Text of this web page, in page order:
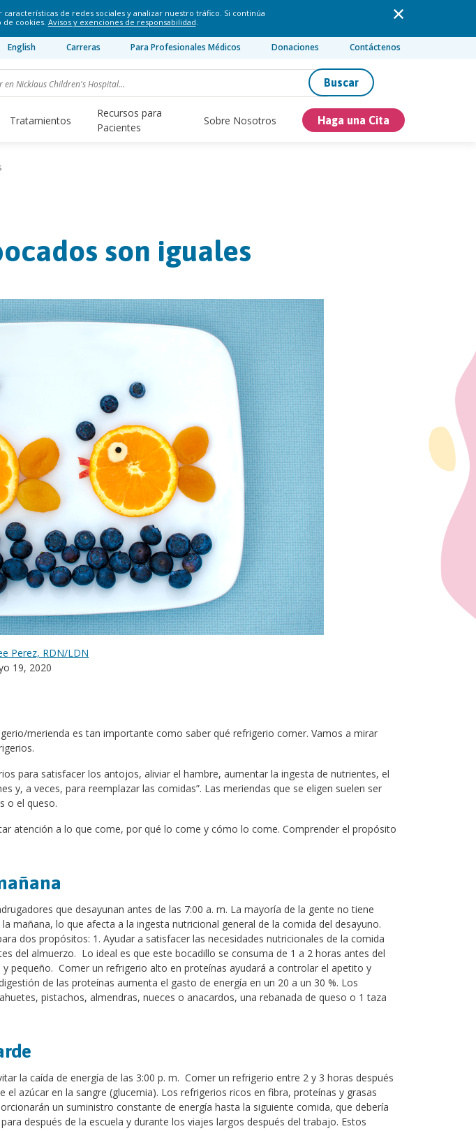
de redes sociales y analizar nuestro tráfico. Si continúa
de cookies. Avisos y exenciones de responsabilidad.
English Carreras Para Profesionales Médicos Donaciones Contáctenos
Buscar
Tratamientos
Recursos para
Pacientes
Sobre Nosotros Haga una Cita
son iguales
Perez, RDN/LDN
19, 2020
merienda es tan importante como saber qué refrigerio comer. Vamos a mirar
para satisfacer los antojos, aliviar el hambre, aumentar la ingesta de nutrientes, el
y, a veces, para reemplazar las comidas”. Las meriendas que se eligen suelen ser
o el queso.
atención a lo que come, por qué lo come y cómo lo come. Comprender el propósito
que desayunan antes de las 7:00 a. m. La mayoría de la gente no tiene
mañana, lo que afecta a la ingesta nutricional general de la comida del desayuno.
dos propósitos: 1. Ayudar a satisfacer las necesidades nutricionales de la comida
del almuerzo. Lo ideal es que este bocadillo se consuma de 1 a 2 horas antes del
pequeño. Comer un refrigerio alto en proteínas ayudará a controlar el apetito y
de las proteínas aumenta el gasto de energía en un 20 a un 30 %. Los
pistachos, almendras, nueces o anacardos, una rebanada de queso o 1 taza
la caída de energía de las 3:00 p. m. Comer un refrigerio entre 2 y 3 horas después
el azúcar en la sangre (glucemia). Los refrigerios ricos en fibra, proteínas y grasas
un suministro constante de energía hasta la siguiente comida, que debería
después de la escuela y durante los viajes largos después del trabajo. Estos